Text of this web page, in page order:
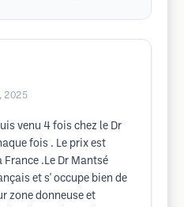
2025
venu 4 fois chez le Dr
fois . Le prix est
.Le Dr Mantsé
et s' occupe bien de
zone donneuse et